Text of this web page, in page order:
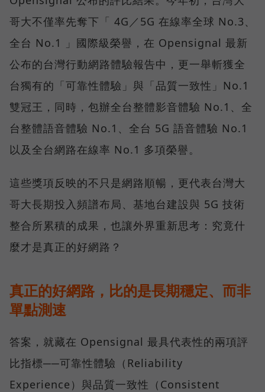
哥大不僅率先奪下「 4G／5G 在線率全球 No.3、
全台 No.1 」國際級榮譽，在 Opensignal 最新
公布的台灣行動網路體驗報告中，更一舉斬獲全
台獨有的「可靠性體驗」與「品質一致性」No.1
雙冠王，同時，包辦全台整體影音體驗 No.1、全
台整體語音體驗 No.1、全台 5G 語音體驗 No.1
以及全台網路在線率 No.1 多項榮譽。
這些獎項反映的不只是網路順暢，更代表台灣大
哥大長期投入頻譜布局、基地台建設與 5G 技術
整合所累積的成果，也讓外界重新思考：究竟什
麼才是真正的好網路？
真正的好網路，比的是長期穩定、而非
單點測速
答案，就藏在 Opensignal 最具代表性的兩項評
比指標──可靠性體驗（Reliability
Experience）與品質一致性（Consistent